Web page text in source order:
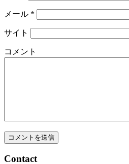
メール *
サイト
コメント
Contact